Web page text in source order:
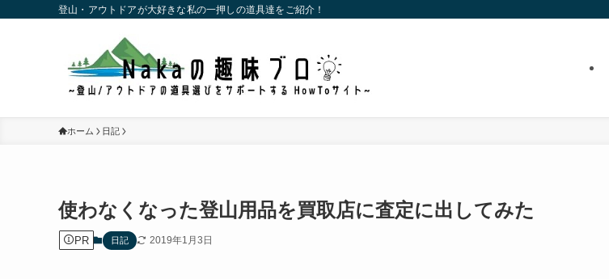
登山・アウトドアが大好きな私の一押しの道具達をご紹介！
ホーム 日記
使わなくなった登山用品を買取店に査定に出してみた
PR 日記 2019年1月3日